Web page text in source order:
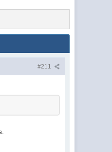
#211